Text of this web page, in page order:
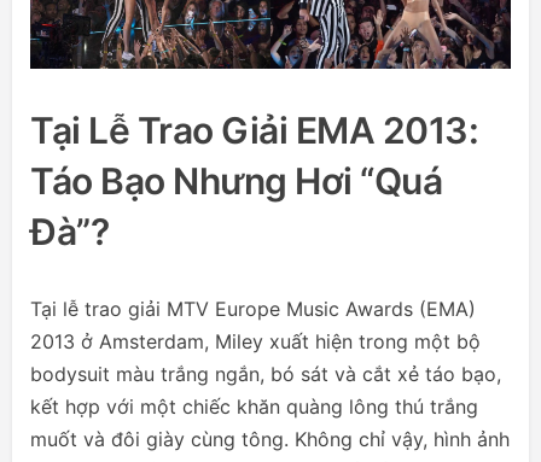
Tại Lễ Trao Giải EMA 2013:
Táo Bạo Nhưng Hơi “quá
Đà”?
Tại lễ trao giải MTV Europe Music Awards (EMA)
2013 ở Amsterdam, Miley xuất hiện trong một bộ
bodysuit màu trắng ngắn, bó sát và cắt xẻ táo bạo,
kết hợp với một chiếc khăn quàng lông thú trắng
muốt và đôi giày cùng tông. Không chỉ vậy, hình ảnh